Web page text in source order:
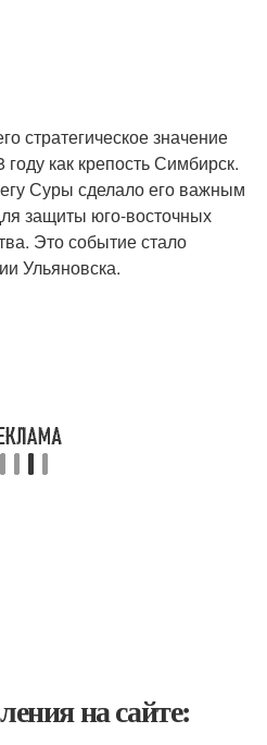
стратегическое значение
как крепость Симбирск.
Суры сделало его важным
защиты юго-восточных
Это событие стало
Ульяновска.
на сайте: